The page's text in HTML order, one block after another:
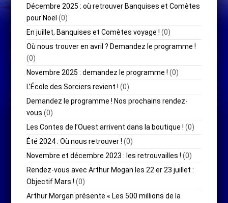
Décembre 2025 : où retrouver Banquises et Comètes
pour Noël (0)
En juillet, Banquises et Comètes voyage ! (0)
Où nous trouver en avril ? Demandez le programme !
(0)
Novembre 2025 : demandez le programme ! (0)
L’École des Sorciers revient ! (0)
Demandez le programme ! Nos prochains rendez-
vous (0)
Les Contes de l’Ouest arrivent dans la boutique ! (0)
Été 2024 : Où nous retrouver ! (0)
Novembre et décembre 2023 : les retrouvailles ! (0)
Rendez-vous avec Arthur Mogan les 22 er 23 juillet :
Objectif Mars ! (0)
Arthur Morgan présente « Les 500 millions de la